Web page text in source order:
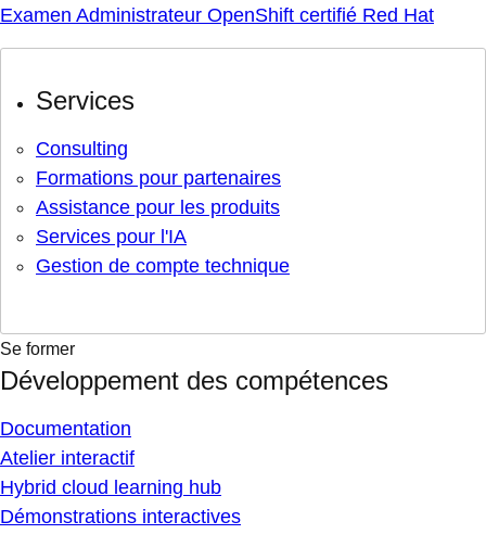
Examen Administrateur OpenShift certifié Red Hat
Services
Consulting
Formations pour partenaires
Assistance pour les produits
Services pour l'IA
Gestion de compte technique
Se former
Développement des compétences
Documentation
Atelier interactif
Hybrid cloud learning hub
Démonstrations interactives